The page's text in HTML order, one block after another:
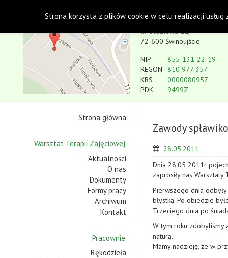
Koło w Świnoujściu
ul. Basztowa 11,
72-600 Świnoujście
NIP
REGON
KRS
PDK
855-131-22-19
810 977 357
0000080957
9499Z
Strona główna
Warsztat Terapii Zajęciowej
Aktualności
O nas
Dokumenty
Formy pracy
Archiwum
Kontakt
Pracownie
Rękodzieła
Zawody
28.05.2011
Dnia 28.05 2011r
zaprosiły nas
Pierwszego dnia
błystką. Po obiedzie
Trzeciego dnia po
W tym roku zdobyliśmy
naturą.
Mamy nadzieję, że w
Strona korzysta z plików cookie w celu realizacji usług